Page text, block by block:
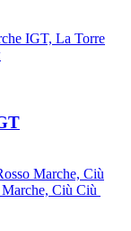
IGT, La Torre
Marche, Ciù
Ciù Ciù